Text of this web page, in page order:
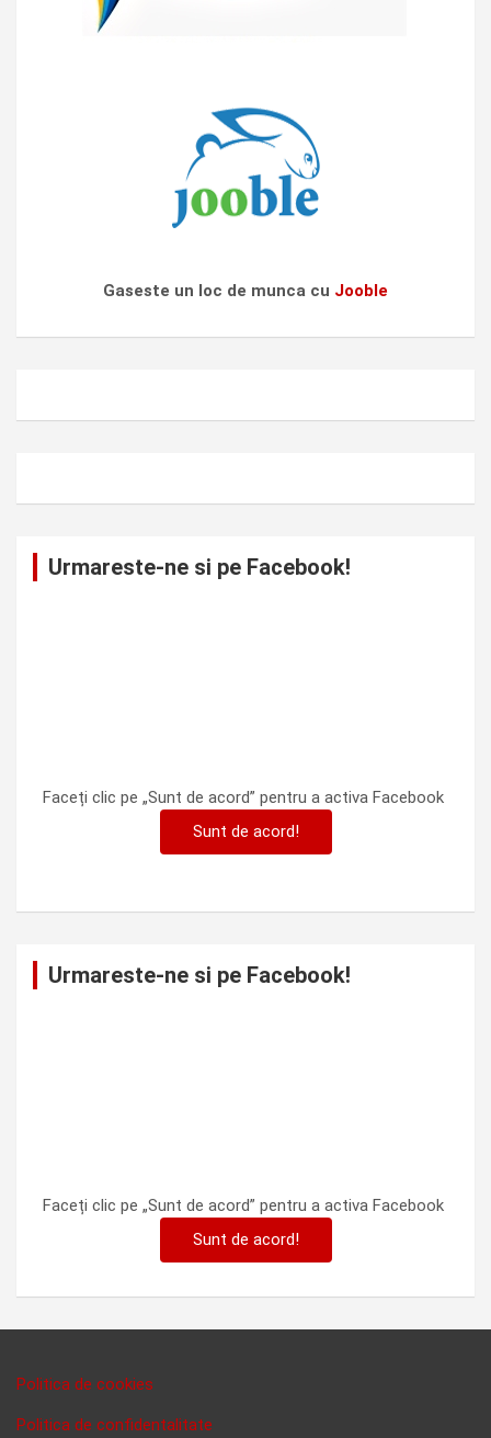
Gaseste un loc de munca cu Jooble
Urmareste-ne si pe Facebook!
Faceți clic pe „Sunt de acord” pentru a activa Facebook
Sunt de acord!
Urmareste-ne si pe Facebook!
Faceți clic pe „Sunt de acord” pentru a activa Facebook
Sunt de acord!
Politica de cookies
Politica de confidentalitate